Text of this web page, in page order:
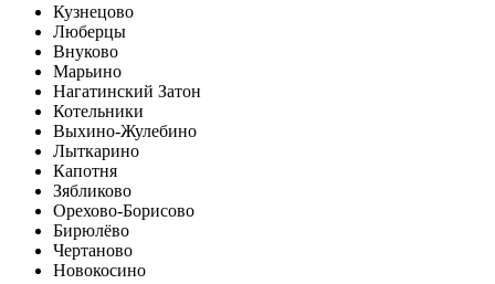
Кузнецово
Люберцы
Внуково
Марьино
Нагатинский Затон
Котельники
Выхино-Жулебино
Лыткарино
Капотня
Зябликово
Орехово-Борисово
Бирюлёво
Чертаново
Новокосино